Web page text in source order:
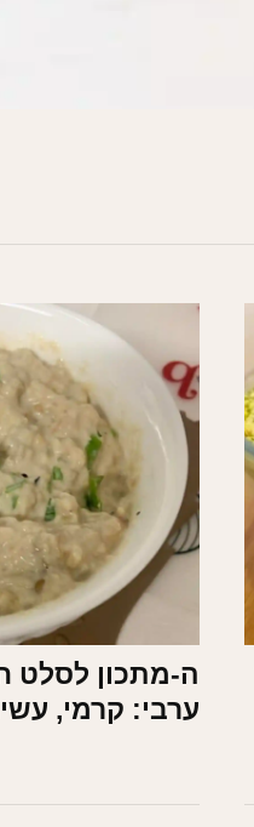
ה-מתכון לסלט
ערבי: קרמי,